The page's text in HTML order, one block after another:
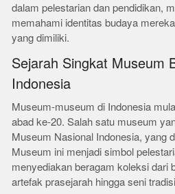
dalam pelestarian dan pendidikan,
memahami identitas budaya
yang dimiliki.
Sejarah Singkat Museum
Indonesia
Museum-museum di Indonesia
abad ke-20. Salah satu museum
Museum Nasional Indonesia, yang
Museum ini menjadi simbol
menyediakan beragam koleksi dari
artefak prasejarah hingga seni